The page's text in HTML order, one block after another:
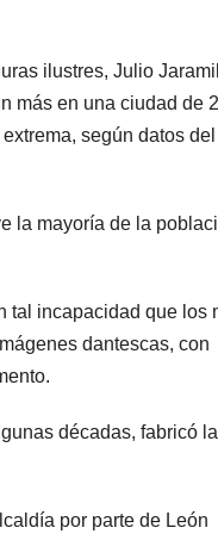
ilustres, Julio
más en una ciudad de
según datos del
la mayoría de la
tal incapacidad que los
dantescas, con
décadas, fabricó
por parte de León